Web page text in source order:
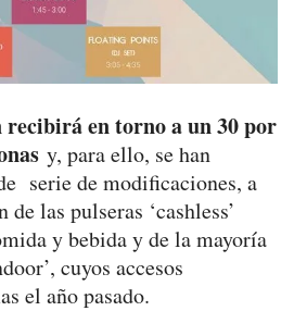
recibirá en torno a un 30 por
y, para ello, se han
serie de modificaciones, a
las pulseras ‘cashless’
y bebida y de la mayoría
cuyos accesos
el año pasado.